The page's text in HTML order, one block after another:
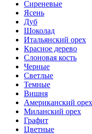
Сиреневые
Ясень
Дуб
Шоколад
Итальянский орех
Красное дерево
Слоновая кость
Черные
Светлые
Темные
Вишня
Американский орех
Миланский орех
Графит
Цветные